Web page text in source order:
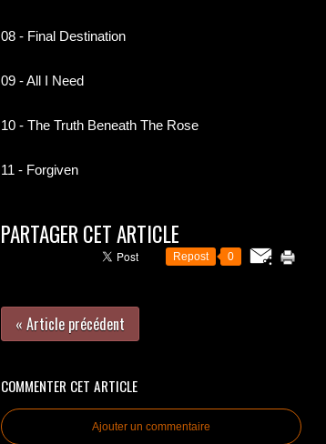
08 - Final Destination
09 - All I Need
10 - The Truth Beneath The Rose
11 - Forgiven
PARTAGER CET ARTICLE
Repost 0
« Article précédent
COMMENTER CET ARTICLE
Ajouter un commentaire